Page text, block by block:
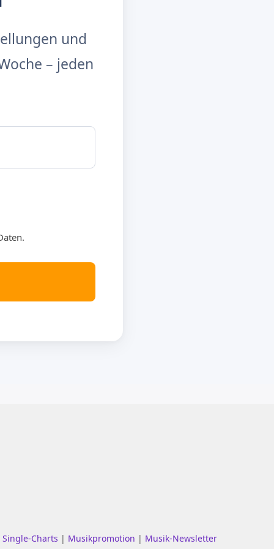
und
– jeden
Single-Charts | Musikpromotion | Musik-Newsletter